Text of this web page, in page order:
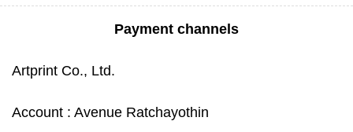
Payment channels
Artprint Co., Ltd.
Account : Avenue Ratchayothin